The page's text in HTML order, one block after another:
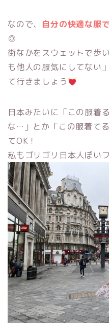
なので、 自分の快適な服
◎
街なかをスウェットで歩
も他人の服気にしてない
て行きましょう
日本みたいに「この服着
な…」とか「この服着て
てOK！
私もゴリゴリ日本人ぽい